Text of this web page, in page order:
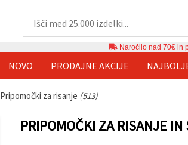
Naročilo nad 70€ in
NOVO PRODAJNE AKCIJE
Pripomočki za risanje (513)
PRIPOMOČKI ZA RISANJE